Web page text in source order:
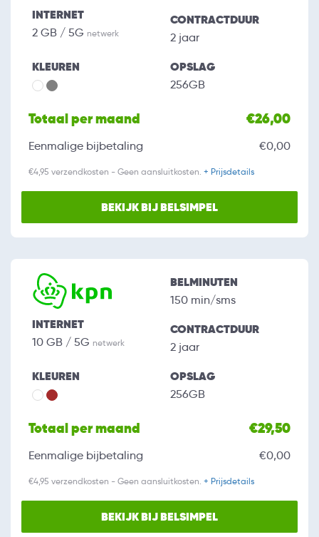
INTERNET
2 GB / 5G netwerk
CONTRACTDUUR
2 jaar
KLEUREN OPSLAG
256GB
Totaal per maand €26,00
Eenmalige bijbetaling €0,00
€4,95 verzendkosten - Geen aansluitkosten. + Prijsdetails
BEKIJK BIJ BELSIMPEL
INTERNET
10 GB / 5G netwerk
BELMINUTEN
150 min/sms
CONTRACTDUUR
2 jaar
KLEUREN OPSLAG
256GB
Totaal per maand €29,50
Eenmalige bijbetaling €0,00
€4,95 verzendkosten - Geen aansluitkosten. + Prijsdetails
BEKIJK BIJ BELSIMPEL